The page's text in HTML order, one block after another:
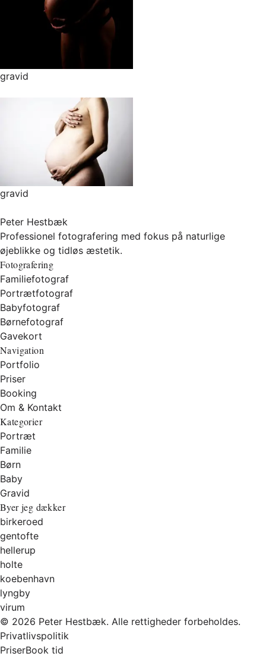
gravid
gravid
Peter Hestbæk
Professionel fotografering med fokus på naturlige
øjeblikke og tidløs æstetik.
Fotografering
Familiefotograf
Portrætfotograf
Babyfotograf
Børnefotograf
Gavekort
Navigation
Portfolio
Priser
Booking
Om & Kontakt
Kategorier
Portræt
Familie
Børn
Baby
Gravid
Byer jeg dækker
birkeroed
gentofte
hellerup
holte
koebenhavn
lyngby
virum
© 2026 Peter Hestbæk. Alle rettigheder forbeholdes.
Privatlivspolitik
PriserBook tid